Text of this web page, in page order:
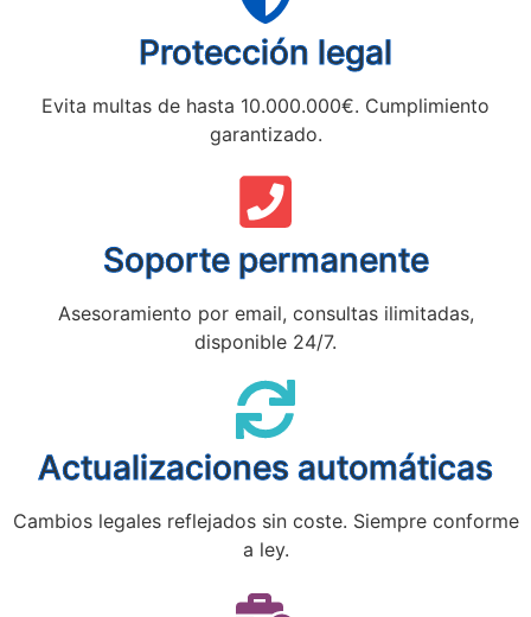
Protección legal
Evita multas de hasta 10.000.000€. Cumplimiento
garantizado.
Soporte permanente
Asesoramiento por email, consultas ilimitadas,
disponible 24/7.
Actualizaciones automáticas
Cambios legales reflejados sin coste. Siempre conforme
a ley.